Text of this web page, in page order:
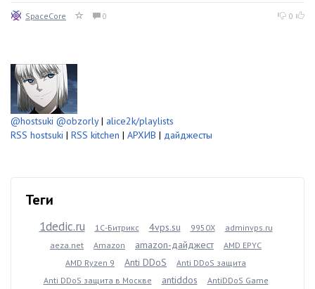
SpaceCore 0 0
@hostsuki @obzorly| alice2k/playlists
RSS hostsuki | RSS kitchen | АРХИВ | дайджесты
Теги
1dedic.ru 1С-Битрикс 4vps.su 9950X
adminvps.ru
aeza.net
Amazon amazon-дайджест
AMD EPYC
AMD Ryzen 9
Anti DDoS
Anti DDoS защита
Anti DDoS защита в Москве
antiddos
AntiDDoS Game